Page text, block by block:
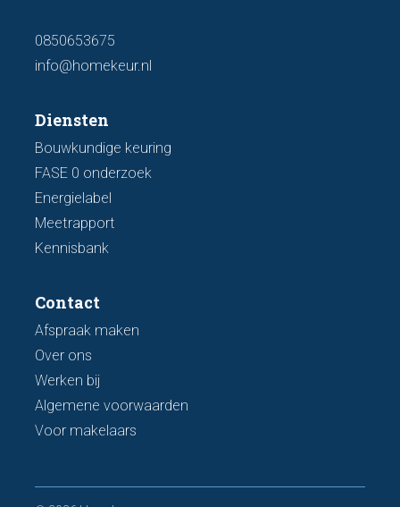
0850653675
info@homekeur.nl
Diensten
Bouwkundige keuring
FASE 0 onderzoek
Energielabel
Meetrapport
Kennisbank
Contact
Afspraak maken
Over ons
Werken bij
Algemene voorwaarden
Voor makelaars